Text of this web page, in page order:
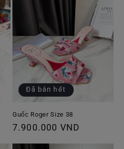
Đã bán hết
Guốc Roger Size 38
Giá
7.900.000 VND